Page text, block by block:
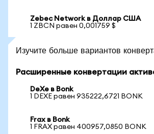
Zebec Network в Доллар США
1 ZBCN равен 0,001759 $
Изучите больше вариантов
Расширенные конвертации
DeXe в Bonk
1 DEXE равен 935222,6721 BONK
Frax в Bonk
1 FRAX равен 400957,0850 BONK